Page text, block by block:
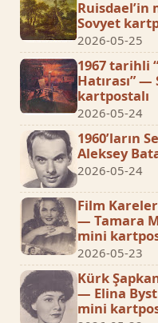
Sovyet
2026-05-25
1967 tarihli
Hatırası”
kartpostalı
2026-05-24
1960’ların
Aleksey
2026-05-24
Film
— Tamara
mini
2026-05-23
Kürk
— Elina
mini